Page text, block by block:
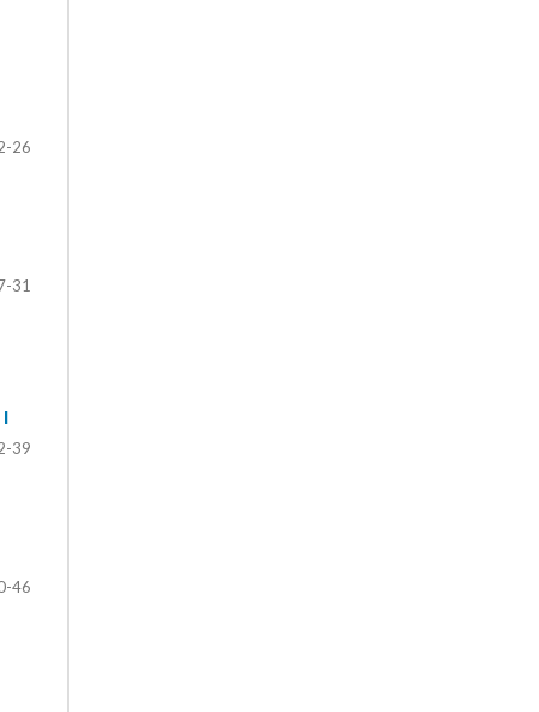
26
31
I
39
46